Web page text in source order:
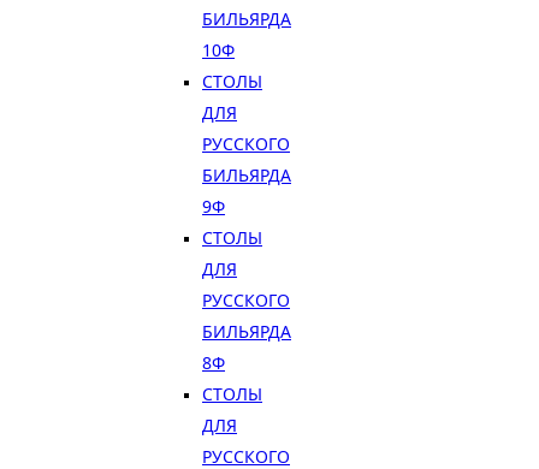
БИЛЬЯРДА
10Ф
СТОЛЫ
ДЛЯ
РУССКОГО
БИЛЬЯРДА
9Ф
СТОЛЫ
ДЛЯ
РУССКОГО
БИЛЬЯРДА
8Ф
СТОЛЫ
ДЛЯ
РУССКОГО